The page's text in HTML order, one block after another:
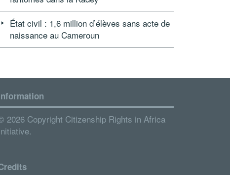
État civil : 1,6 million d’élèves sans acte de
naissance au Cameroun
2026 Copyright Citizenship Rights in Africa